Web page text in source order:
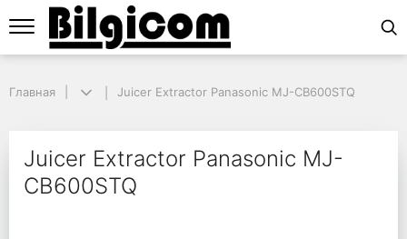
Juicer Extractor Panasonic MJ-CB600STQ
Главная Juicer Extractor Panasonic MJ-CB600STQ
Juicer Extractor Panasonic MJ-
CB600STQ